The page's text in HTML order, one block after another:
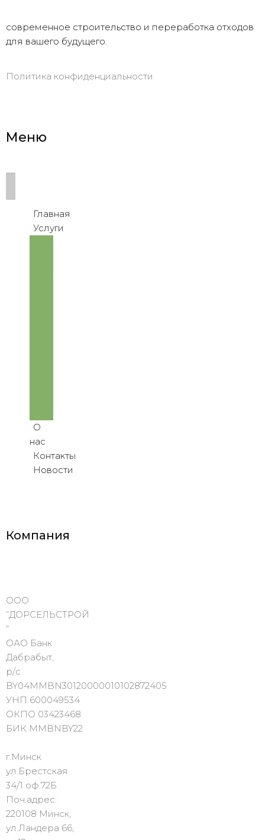
современное строительство и переработка отходов
для вашего будущего.
Политика конфиденциальности
Меню
Главная
Услуги
О
нас
Контакты
Новости
Компания
ООО
”ДОРСЕЛЬСТРОЙ
“
ОАО Банк
Дабрабыт,
р/с
BY04MMBN30120000010102872405
УНП 600049534
ОКПО 03423468
БИК MMBNBY22
г.Минск
ул.Брестская
34/1 оф.72Б
Поч.адрес:
220108 Минск,
ул.Ландера 66,